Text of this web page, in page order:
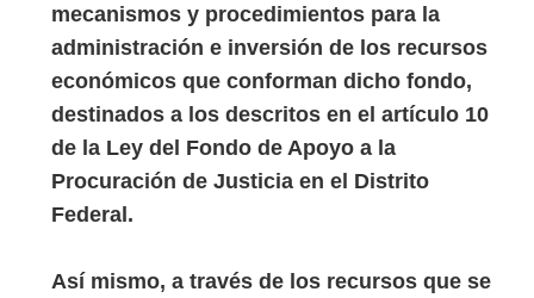
mecanismos y procedimientos para la
administración e inversión de los recursos
económicos que conforman dicho fondo,
destinados a los descritos en el artículo 10
de la Ley del Fondo de Apoyo a la
Procuración de Justicia en el Distrito
Federal.
Así mismo, a través de los recursos que se